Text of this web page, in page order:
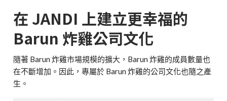
在 JANDI 上建立更幸福的
Barun 炸雞公司文化
隨著 Barun 炸雞市場規模的擴大，Barun 炸雞的成員數量也
在不斷增加。因此，專屬於 Barun 炸雞的公司文化也隨之產
生。